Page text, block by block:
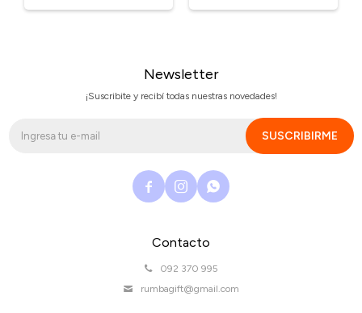
Contacto
092 370 995
rumbagift@gmail.com
Newsletter
¡Suscribite y recibí todas nuestras novedades!
SUSCRIBIRME
  